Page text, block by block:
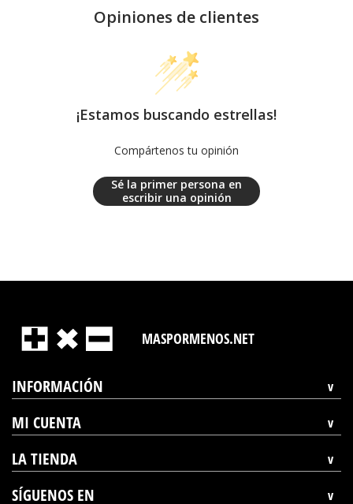
Opiniones de clientes
¡Estamos buscando estrellas!
Compártenos tu opinión
Sé la primer persona en
escribir una opinión
MASPORMENOS.NET
INFORMACIÓN
MI CUENTA
LA TIENDA
SÍGUENOS EN